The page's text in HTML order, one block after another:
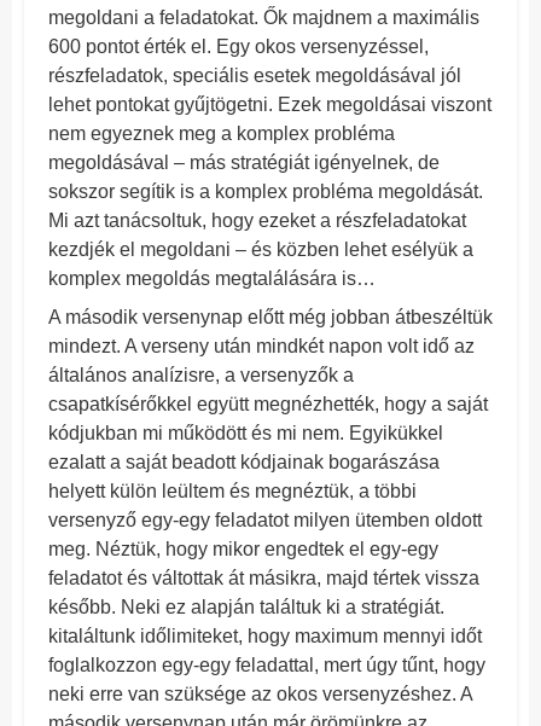
megoldani a feladatokat. Ők majdnem a maximális
600 pontot érték el. Egy okos versenyzéssel,
részfeladatok, speciális esetek megoldásával jól
lehet pontokat gyűjtögetni. Ezek megoldásai viszont
nem egyeznek meg a komplex probléma
megoldásával – más stratégiát igényelnek, de
sokszor segítik is a komplex probléma megoldását.
Mi azt tanácsoltuk, hogy ezeket a részfeladatokat
kezdjék el megoldani – és közben lehet esélyük a
komplex megoldás megtalálására is…
A második versenynap előtt még jobban átbeszéltük
mindezt. A verseny után mindkét napon volt idő az
általános analízisre, a versenyzők a
csapatkísérőkkel együtt megnézhették, hogy a saját
kódjukban mi működött és mi nem. Egyikükkel
ezalatt a saját beadott kódjainak bogarászása
helyett külön leültem és megnéztük, a többi
versenyző egy-egy feladatot milyen ütemben oldott
meg. Néztük, hogy mikor engedtek el egy-egy
feladatot és váltottak át másikra, majd tértek vissza
később. Neki ez alapján találtuk ki a stratégiát.
kitaláltunk időlimiteket, hogy maximum mennyi időt
foglalkozzon egy-egy feladattal, mert úgy tűnt, hogy
neki erre van szüksége az okos versenyzéshez. A